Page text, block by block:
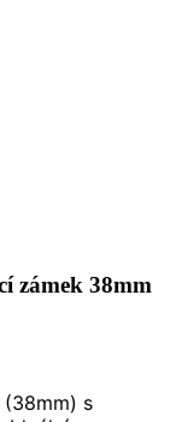
zámek 38mm
s